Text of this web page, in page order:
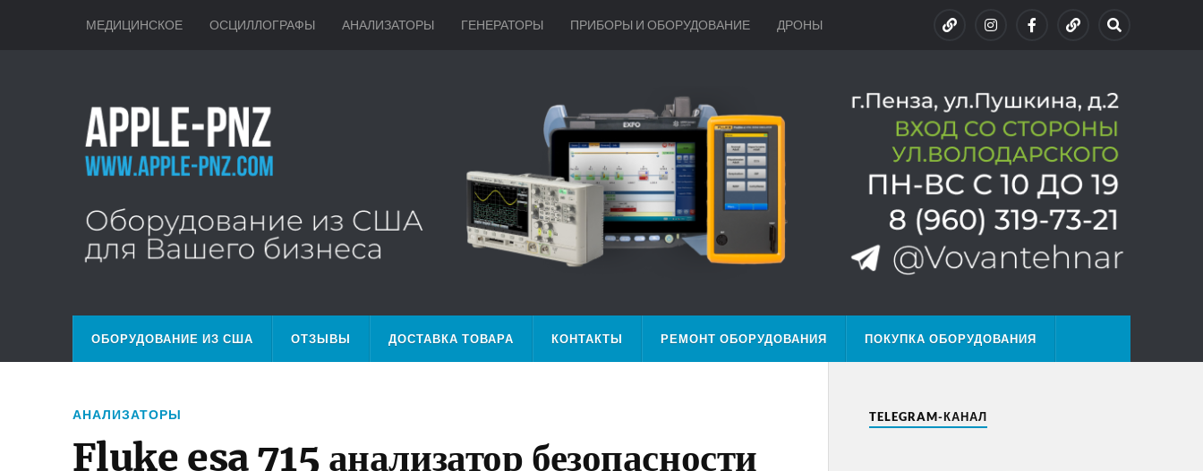
МЕДИЦИНСКОЕ ОСЦИЛЛОГРАФЫ АНАЛИЗАТОРЫ ГЕНЕРАТОРЫ ПРИБОРЫ И ОБОРУДОВАНИЕ ДРОНЫ
ОБОРУДОВАНИЕ ИЗ США ОТЗЫВЫ ДОСТАВКА ТОВАРА КОНТАКТЫ РЕМОНТ ОБОРУДОВАНИЯ ПОКУПКА ОБОРУДОВАНИЯ
АНАЛИЗАТОРЫ
Fluke esa 715 анализатор безопасности
TELEGRAM-КАНАЛ